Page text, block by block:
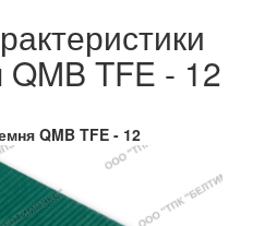
QMB TFE - 12
QMB TFE - 12